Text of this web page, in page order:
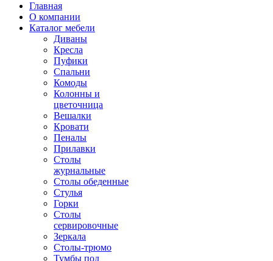
Главная
О компании
Каталог мебели
Диваны
Кресла
Пуфики
Спальни
Комоды
Колонны и
цветочница
Вешалки
Кровати
Пеналы
Прилавки
Столы
журнальные
Столы обеденные
Стулья
Горки
Столы
сервировочные
Зеркала
Столы-трюмо
Тумбы под